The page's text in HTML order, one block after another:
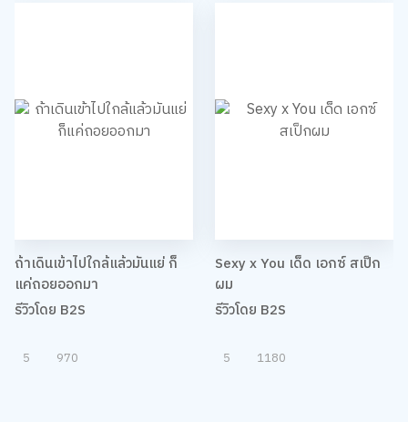
ถ้าเดินเข้าไปใกล้แล้วมันแย่ ก็
แค่ถอยออกมา
รีวิวโดย B2S
5 970
Sexy x You เด็ด เอกซ์ สเป็ก
ผม
รีวิวโดย B2S
5 1180